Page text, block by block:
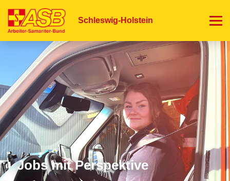
zum
Schleswig-Holstein
Jobs mit Perspektive